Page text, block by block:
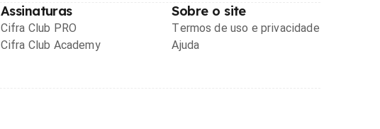
Assinaturas
Cifra Club PRO
Cifra Club Academy
Sobre o site
Termos de uso e privacidade
Ajuda